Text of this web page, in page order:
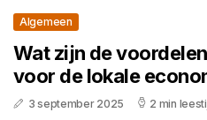
Algemeen
Wat zijn de
voor de lokale
3 september 2025 2 min